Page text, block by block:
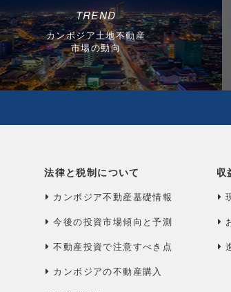
TREND
カンボジア土地不動産
市場の動向
法律と税制について
カンボジア不動産基礎情報
今後の投資市場傾向と予測
不動産投資で注意すべき点
カンボジアの不動産購入
収